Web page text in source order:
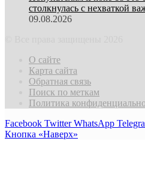
столкнулась с нехваткой
09.08.2026
О сайте
Карта сайта
Обратная связь
Поиск по меткам
Политика
Facebook Twitter WhatsApp
Кнопка «Наверх»